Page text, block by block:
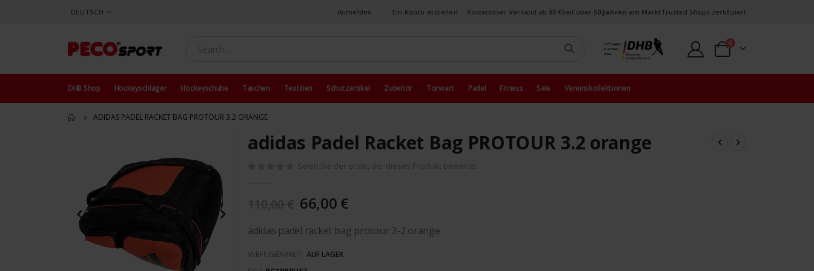
SPRACHE
DEUTSCH Anmelden Ein Konto erstellen Kostenloser Versand ab 80 €Seit über 50 Jahren am MarktTrusted Shops zertifiziert
offizieller
Partner
des
Warenkorb
0Artikel
DHB Shop Hockeyschläger Hockeyschuhe Taschen Textilien Schutzartikel Zubehör Torwart Padel Fitness Sale Vereinskollektionen
ADIDAS PADEL RACKET BAG PROTOUR 3.2 ORANGE
Bildergalerie
springen
adidas Padel Racket Bag PROTOUR 3.2 orange
Seien Sie der erste, der dieses Produkt bewertet
66,00 €
adidas padel racket bag protour 3-2 orange
VERFÜGBARKEIT: AUF LAGER